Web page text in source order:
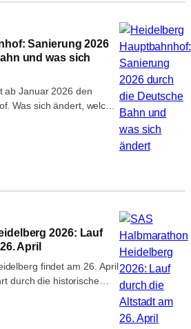
Sanierung 2026
und was sich
ab Januar 2026 den
Was sich ändert, welche
was parallel…
2026: Lauf
April
findet am 26. April
durch die historische